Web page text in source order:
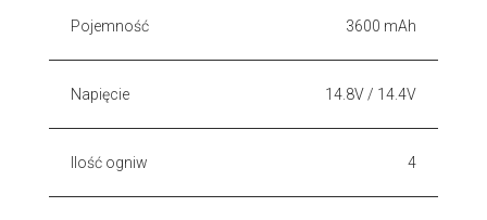
Pojemność 3600 mAh
Napięcie 14.8V / 14.4V
Ilość ogniw 4